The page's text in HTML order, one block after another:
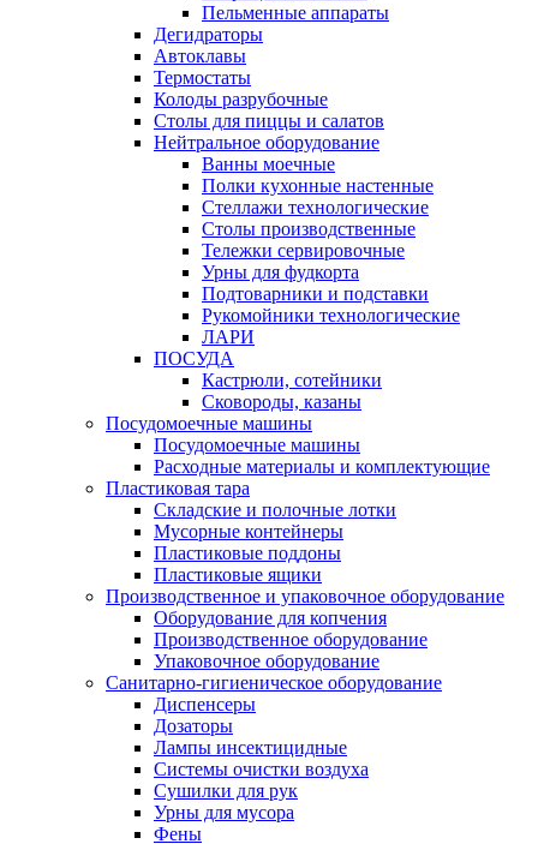
Пельменные аппараты
Дегидраторы
Автоклавы
Термостаты
Колоды разрубочные
Столы для пиццы и салатов
Нейтральное оборудование
Ванны моечные
Полки кухонные настенные
Стеллажи технологические
Столы производственные
Тележки сервировочные
Урны для фудкорта
Подтоварники и подставки
Рукомойники технологические
ЛАРИ
ПОСУДА
Кастрюли, сотейники
Сковороды, казаны
Посудомоечные машины
Посудомоечные машины
Расходные материалы и комплектующие
Пластиковая тара
Складские и полочные лотки
Мусорные контейнеры
Пластиковые поддоны
Пластиковые ящики
Производственное и упаковочное оборудование
Оборудование для копчения
Производственное оборудование
Упаковочное оборудование
Санитарно-гигиеническое оборудование
Диспенсеры
Дозаторы
Лампы инсектицидные
Системы очистки воздуха
Сушилки для рук
Урны для мусора
Фены